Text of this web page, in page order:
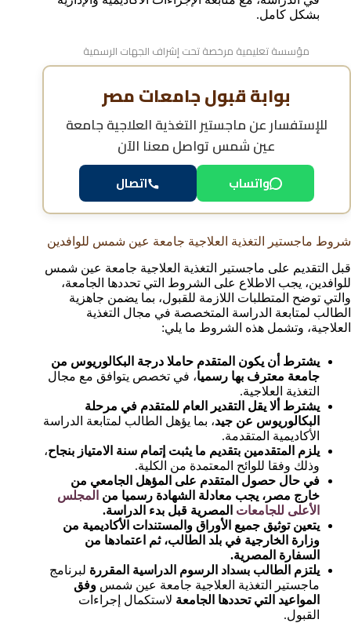
بشكل كامل.
مؤسسة تعليمية مرخصة تحت إشراف الجهات الرسمية
بوابة قبول جامعات مصر
للإستفسار عنماجستير التغذية العلاجية جامعة
عين شمستواصل معنا الآن
واتساب اتصال
شروط ماجستير التغذية العلاجية جامعة عين شمس للوافدين
قبل التقديم على ماجستير التغذية العلاجية جامعة عين شمس
للوافدين، يجب الاطلاع على الشروط التي تحددها الجامعة،
والتي توضح المتطلبات اللازمة للقبول، بما يضمن جاهزية
الطالب لمتابعة الدراسة المتخصصة في مجال التغذية
العلاجية، وتشمل هذه الشروط ما يلي:
يشترط أن يكون المتقدم حاملا درجة البكالوريوس من
جامعة معترف بها رسميا، في تخصص يتوافق مع مجال
التغذية العلاجية.
يشترط ألا يقل التقدير العام للمتقدم في مرحلة
البكالوريوس عن جيد، بما يؤهل الطالب لمتابعة الدراسة
الأكاديمية المتقدمة.
يلزم المتقدمين بتقديم ما يثبت إتمام سنة الامتياز بنجاح،
وذلك وفقا للوائح المعتمدة من الكلية.
في حال حصول المتقدم على المؤهل الجامعي من
خارج مصر، يجب معادلة الشهادة رسميا من المجلس
الأعلى للجامعات المصرية قبل بدء الدراسة.
يتعين توثيق جميع الأوراق والمستندات الأكاديمية من
وزارة الخارجية في بلد الطالب، ثم اعتمادها من
السفارة المصرية.
يلتزم الطالب بسداد الرسوم الدراسية المقررة لبرنامج
ماجستير التغذية العلاجية جامعة عين شمس وفق
المواعيد التي تحددها الجامعة لاستكمال إجراءات
القبول.